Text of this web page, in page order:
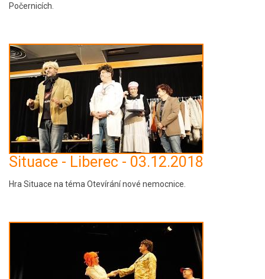
Počernicích.
Situace - Liberec - 03.12.2018
Hra Situace na téma Otevírání nové nemocnice.